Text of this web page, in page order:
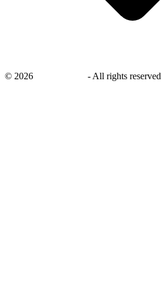
© 2026 - All rights reserved